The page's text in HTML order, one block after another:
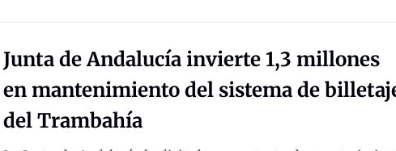
Junta de Andalucía invierte 1,3 millones
en mantenimiento del sistema de
del Trambahía